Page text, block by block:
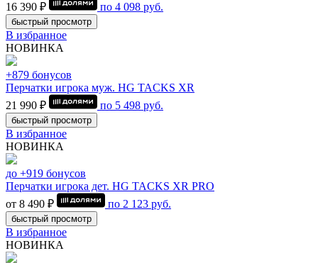
16 390 ₽
по 4 098 руб.
быстрый просмотр
В избранное
НОВИНКА
+879 бонусов
Перчатки игрока муж. HG TACKS XR
21 990 ₽
по 5 498 руб.
быстрый просмотр
В избранное
НОВИНКА
до +919 бонусов
Перчатки игрока дет. HG TACKS XR PRO
от 8 490 ₽
по 2 123 руб.
быстрый просмотр
В избранное
НОВИНКА